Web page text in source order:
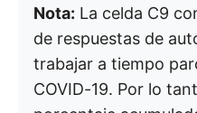
Nota: La celda C9
de respuestas de
trabajar a tiempo
COVID-19. Por lo